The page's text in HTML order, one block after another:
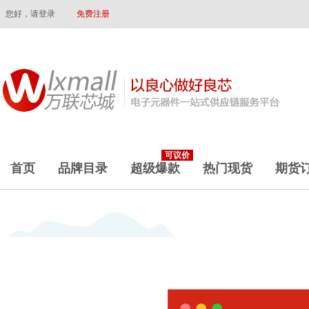
您好，请登录 免费注册
首页 品牌目录
可议价
超级爆款 热门现货 期货